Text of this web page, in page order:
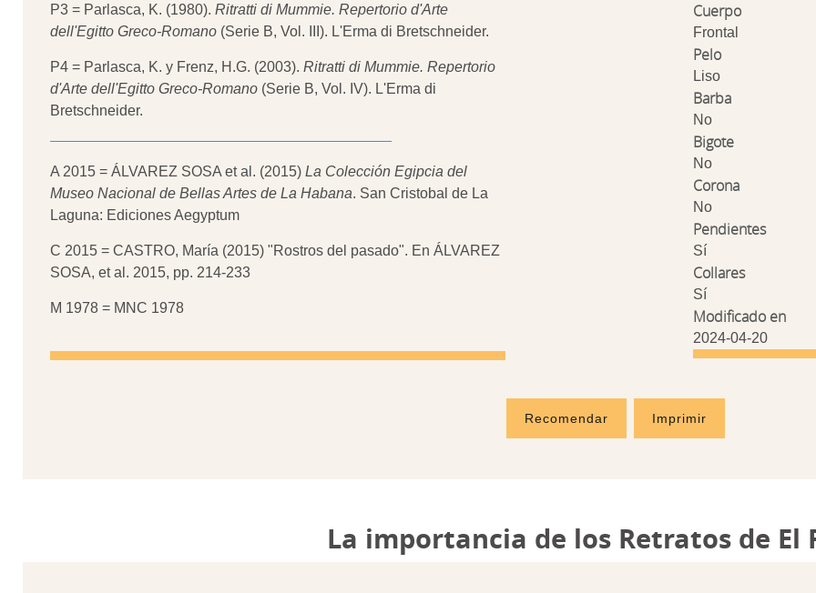
P3 = Parlasca, K. (1980). Ritratti di Mummie. Repertorio d'Arte
dell'Egitto Greco-Romano (Serie B, Vol. III). L'Erma di Bretschneider.
P4 = Parlasca, K. y Frenz, H.G. (2003). Ritratti di Mummie. Repertorio
d'Arte dell'Egitto Greco-Romano (Serie B, Vol. IV). L'Erma di
Bretschneider.
A 2015 = ÁLVAREZ SOSA et al. (2015) La Colección Egipcia del
Museo Nacional de Bellas Artes de La Habana. San Cristobal de La
Laguna: Ediciones Aegyptum
C 2015 = CASTRO, María (2015) "Rostros del pasado". En ÁLVAREZ
SOSA, et al. 2015, pp. 214-233
M 1978 = MNC 1978
Cuerpo
Frontal
Pelo
Liso
Barba
No
Bigote
No
Corona
No
Pendientes
Sí
Collares
Sí
Modificado en
2024-04-20
Recomendar Imprimir
La importancia de los Retratos de El